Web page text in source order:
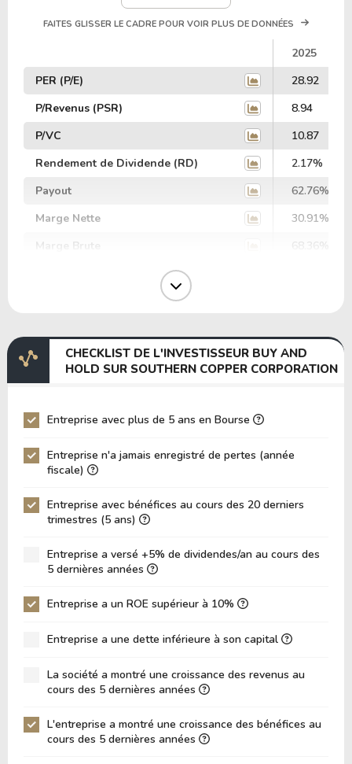
FAITES GLISSER LE CADRE POUR VOIR PLUS DE DONNÉES
2025
PER (P/E)
28.92
P/Revenus (PSR)
8.94
P/VC
10.87
Rendement de Dividende (RD)
2.17%
Payout
62.76%
Marge Nette
30.91%
Marge Brute
68.36%
EV/EBITDA
0.00
EV/EBIT
P/EBITDA
P/Actif Total
VPA (Valeur Comptable par Action)
LPA (Bénéfice par Action)
Rotation des Actifs
0.18
ROE
ROIC (RETOUR SUR CAPITAL INVESTI)
ROA (Retour sur Actifs)
Dette Nette / EBITDA
Dette Nette / EBIT
Dette Brute / Capitaux Propres
CHECKLIST DE L'INVESTISSEUR BUY AND
HOLD SUR SOUTHERN COPPER CORPORATION
Entreprise avec plus de 5 ans en Bourse
Entreprise n'a jamais enregistré de pertes (année
fiscale)
Entreprise avec bénéfices au cours des 20 derniers
trimestres (5 ans)
Entreprise a versé +5% de dividendes/an au cours des
5 dernières années
Entreprise a un ROE supérieur à 10%
Entreprise a une dette inférieure à son capital
La société a montré une croissance des revenus au
cours des 5 dernières années
L'entreprise a montré une croissance des bénéfices au
cours des 5 dernières années